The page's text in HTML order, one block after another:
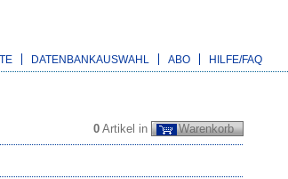
DATENBANKAUSWAHL ABO HILFE/FAQ
0 Artikel in Warenkorb